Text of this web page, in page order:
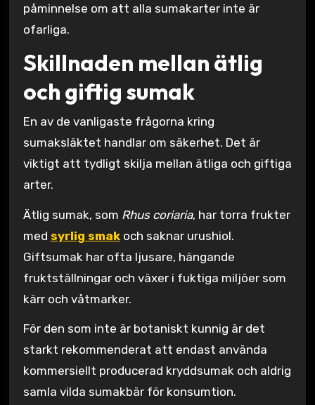
påminnelse om att alla sumakarter inte är
ofarliga.
Skillnaden mellan ätlig
och giftig sumak
En av de vanligaste frågorna kring
sumaksläktet handlar om säkerhet. Det är
viktigt att tydligt skilja mellan ätliga och giftiga
arter.
Ätlig sumak, som Rhus coriaria, har torra frukter
med syrlig smakoch saknar urushiol.
Giftsumak har ofta ljusare, hängande
fruktställningar och växer i fuktiga miljöer som
kärr och våtmarker.
För den som inte är botaniskt kunnig är det
starkt rekommenderat att endast använda
kommersiellt producerad kryddsumak och aldrig
samla vilda sumakbär för konsumtion.